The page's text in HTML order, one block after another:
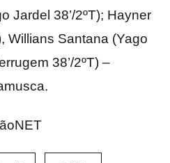
Jardel 38’/2ºT); Hayner
Willians Santana (Yago
38’/2ºT) –